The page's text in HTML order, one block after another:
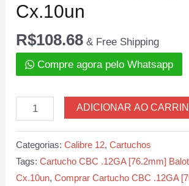
Cx.10un
R$108.68 & Free Shipping
Compre agora pelo Whatsapp
Cartucho
CBC
[76,2mm]
Balote
ADICIONAR AO
Categorias:Calibre 12,Cartuchos
Tags:Cartucho CBC .12GA [76.2mm]
Cx.10un,Comprar Cartucho CBC .12GA